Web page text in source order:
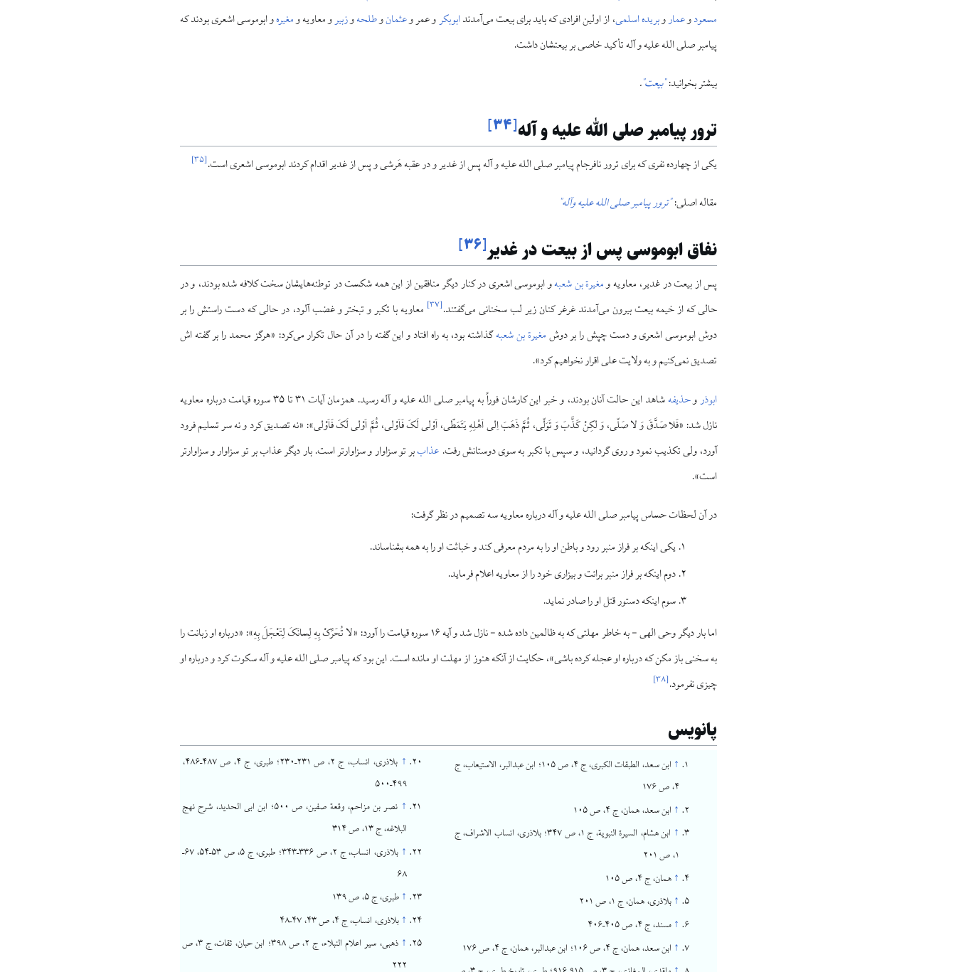
مسعودوعماروبریده اسلمی، از اولین افرادی که باید برای بیعت می‌آمدندابوبکرو عمر وعثمانوطلحهوزبیرو معاویه ومغیرهو ابوموسی اشعری بودند که
پیامبر صلی الله علیه و آله تأکید خاصی بر بیعتشان داشت.
بیشتر بخوانید:"بیعت".
ترور پیامبر صلی الله علیه و آله[۳۴]
یکی از چهارده نفری که برای ترور نافرجام پیامبر صلی الله علیه و آله پس از غدیر و در عقبه هَرشی و پس از غدیر اقدام کردند ابوموسی اشعری است.[۳۵]
مقاله اصلی:"ترور پیامبر صلی الله علیه وآله"
نفاق ابوموسی پس از بیعت در غدیر[۳۶]
پس از بیعت در غدیر، معاویه ومغیرة بن شعبهو ابوموسی اشعری در کنار دیگر منافقین از این همه شکست در توطئه‌هایشان سخت کلافه شده بودند، و در
حالی که از خیمه بیعت بیرون می‌آمدند غرغر کنان زیر لب سخنانی می‌گفتند.[۳۷] معاویه با تکبر و تبختر و غضب آلود، در حالی که دست راستش را بر
دوش ابوموسی اشعری و دست چپش را بر دوشمغیرة بن شعبهگذاشته بود، به راه افتاد و این گفته را در آن حال تکرار می‌کرد: «هرگز محمد را بر گفته اش
تصدیق نمی‌کنیم و به ولایت علی اقرار نخواهیم کرد».
ابوذروحذیفه
شاهد این حالت آنان بودند، و خبر این کارشان فوراً به پیامبر صلی الله علیه و آله رسید. همزمان آیات ۳۱ تا ۳۵ سوره قیامت درباره معاویه
نازل شد: «فَلا صَدَّقَ وَ لا صَلّی، وَ لکِنْ کَذَّبَ وَ تَوَلّی، ثُمَّ ذَهَبَ اِلی اَهْلِهِ یَتَمَطّی، اَوْلی لَکَ فَاَوْلی، ثُمَّ اَوْلی لَکَ فَاَوْلی»: «نه تصدیق کرد و نه سر تسلیم فرود
آورد، ولی تکذیب نمود و روی گردانید، و سپس با تکبر به سوی دوستانش رفت. عذاببر تو سزاوار و سزاوارتر است. بار دیگر عذاب بر تو سزاوار و سزاوارتر
است».
در آن لحظات حساس پیامبر صلی الله علیه و آله درباره معاویه سه تصمیم در نظر گرفت:
یکی اینکه بر فراز منبر رود و باطن او را به مردم معرفی کند و خباثت او را به همه بشناساند.
دوم اینکه بر فراز منبر برائت و بیزاری خود را از معاویه اعلام فرماید.
سوم اینکه دستور قتل او را صادر نماید.
اما بار دیگر وحی الهی - به خاطر مهلتی که به ظالمین داده شده - نازل شد و آیه ۱۶ سوره قیامت را آورد: «لا تُحَرِّکْ بِهِ لِسانَکَ لِتَعْجَلَ بِهِ»: «درباره او زبانت را
به سخنی باز مکن که درباره او عجله کرده باشی»، حکایت از آنکه هنوز از مهلت او مانده است. این بود که پیامبر صلی الله علیه و آله سکوت کرد و درباره او
چیزی نفرمود.[۳۸]
پانویس
↑
ابن سعد، الطبقات الکبری، ج ۴، ص ۱۰۵؛ ابن عبدالبر، الاستیعاب، ج
۴، ص ۱۷۶
↑ ابن سعد، همان، ج ۴، ص ۱۰۵
↑
ابن هشام، السیرة النبویة، ج ۱، ص ۳۴۷؛ بلاذری، انساب الاشراف، ج
۱، ص ۲۰۱
↑ همان، ج ۴، ص ۱۰۵
↑ بلاذری، همان، ج ۱، ص ۲۰۱
↑ مسند، ج ۴، ص ۴۰۵–۴۰۶
↑ ابن سعد، همان، ج ۴، ص ۱۰۶؛ ابن عبدالبر، همان، ج ۴، ص ۱۷۶
↑
بلاذری، انساب، ج ۲، ص ۲۳۱–۲۳۰؛ طبری، ج ۴، ص ۴۸۷–۴۸۶،
۴۹۹–۵۰۰
↑
نصر بن مزاحم، وقعة صفین، ص ۵۰۰؛ ابن ابی الحدید، شرح نهج
البلاغه، ج ۱۳، ص ۳۱۴
↑
بلاذری، انساب، ج ۲، ص ۳۳۶–۳۴۳؛ طبری، ج ۵، ص ۵۳–۵۴، ۶۷–
۶۸
↑ طبری، ج ۵، ص ۱۳۹
↑ بلاذری، انساب، ج ۴، ص ۴۳، ۴۷–۴۸
↑
ذهبی، سیر اعلام النبلاء، ج ۲، ص ۳۹۸؛ ابن حبان، ثقات، ج ۳، ص
۲۲۲